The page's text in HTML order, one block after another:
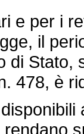
per i
il
di
478, è